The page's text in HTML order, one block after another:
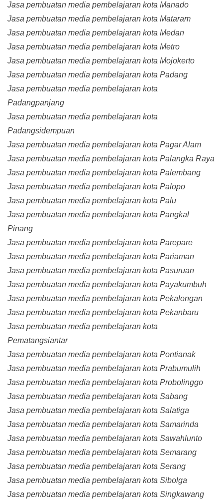
Jasa pembuatan media pembelajaran kota Manado
Jasa pembuatan media pembelajaran kota Mataram
Jasa pembuatan media pembelajaran kota Medan
Jasa pembuatan media pembelajaran kota Metro
Jasa pembuatan media pembelajaran kota Mojokerto
Jasa pembuatan media pembelajaran kota Padang
Jasa pembuatan media pembelajaran kota
Padangpanjang
Jasa pembuatan media pembelajaran kota
Padangsidempuan
Jasa pembuatan media pembelajaran kota Pagar Alam
Jasa pembuatan media pembelajaran kota Palangka Raya
Jasa pembuatan media pembelajaran kota Palembang
Jasa pembuatan media pembelajaran kota Palopo
Jasa pembuatan media pembelajaran kota Palu
Jasa pembuatan media pembelajaran kota Pangkal
Pinang
Jasa pembuatan media pembelajaran kota Parepare
Jasa pembuatan media pembelajaran kota Pariaman
Jasa pembuatan media pembelajaran kota Pasuruan
Jasa pembuatan media pembelajaran kota Payakumbuh
Jasa pembuatan media pembelajaran kota Pekalongan
Jasa pembuatan media pembelajaran kota Pekanbaru
Jasa pembuatan media pembelajaran kota
Pematangsiantar
Jasa pembuatan media pembelajaran kota Pontianak
Jasa pembuatan media pembelajaran kota Prabumulih
Jasa pembuatan media pembelajaran kota Probolinggo
Jasa pembuatan media pembelajaran kota Sabang
Jasa pembuatan media pembelajaran kota Salatiga
Jasa pembuatan media pembelajaran kota Samarinda
Jasa pembuatan media pembelajaran kota Sawahlunto
Jasa pembuatan media pembelajaran kota Semarang
Jasa pembuatan media pembelajaran kota Serang
Jasa pembuatan media pembelajaran kota Sibolga
Jasa pembuatan media pembelajaran kota Singkawang